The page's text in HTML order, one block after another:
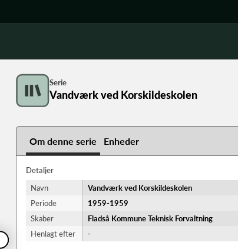
Serie
Vandværk ved Korskildeskolen
Om denne serie Enheder
Detaljer
Navn
Vandværk ved Korskildeskolen
Periode
1959-​1959
Skaber
Fladså Kommune Teknisk Forvaltning
Henlagt efter
-